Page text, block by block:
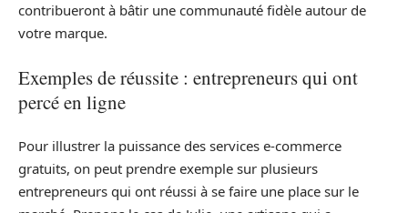
contribueront à bâtir une communauté fidèle autour de
votre marque.
Exemples de réussite : entrepreneurs qui ont
percé en ligne
Pour illustrer la puissance des services e-commerce
gratuits, on peut prendre exemple sur plusieurs
entrepreneurs qui ont réussi à se faire une place sur le